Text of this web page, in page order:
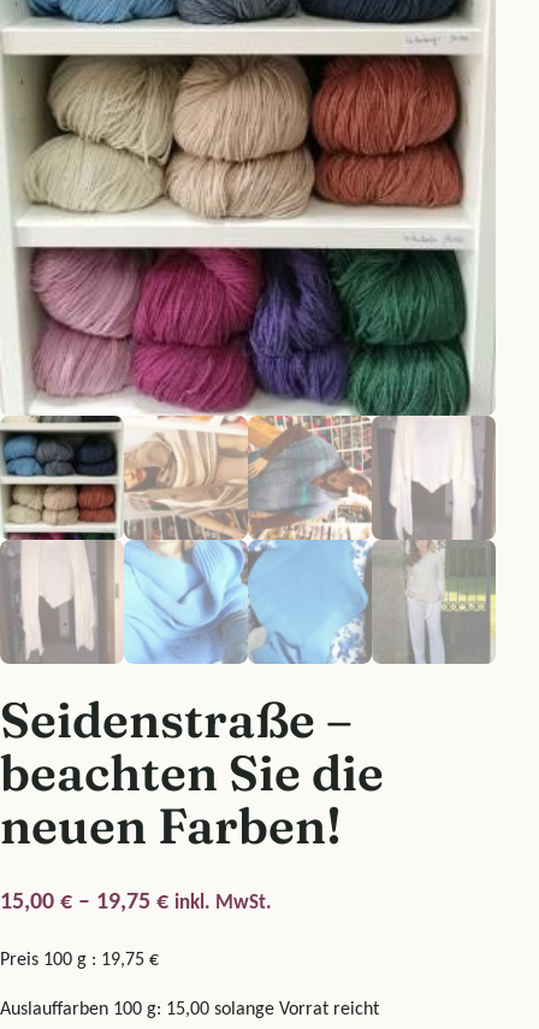
Seidenstraße –
beachten Sie die
neuen Farben!
15,00 € – 19,75 €Preisspanne: 15,00 € bis 19,75 €
inkl. MwSt.
Preis 100 g : 19,75 €
Auslauffarben 100 g: 15,00 solange Vorrat reicht